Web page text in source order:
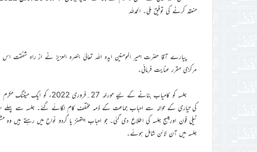
منعقد کرنے کی توفیق ملی۔ الحمدللہ
پیارے آقا حضرت امیر المومنین ایدہ اللہ تعالیٰ بنصرہ العزیز نے از راہ شفقت
مرکزی مقرر عنایت فرمائی۔
جلسہ کو کامیاب بنانے کے لیے
کی تیاری کے حوالہ سے احباب جماعت کے ذمہ مختلف کام لگائے گئے۔ جلسہ سے پہلے
ٹیلی فون اورمیسج جلسہ کی اطلاع دی گئی۔ جو احباب ایتھنز یا گردو نواح میں
جلسہ میں آن لائن شامل ہوئے۔